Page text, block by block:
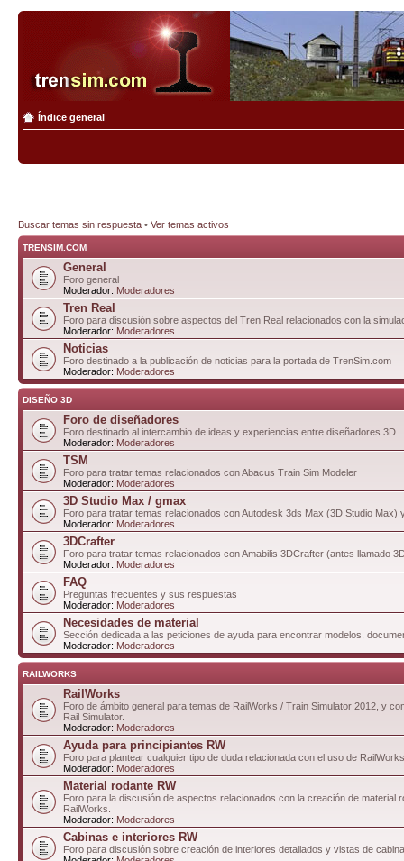
Índice general
Buscar temas sin respuesta • Ver temas activos
TRENSIM.COM
General
Foro general
Moderador: Moderadores
Tren Real
Foro para discusión sobre aspectos del Tren Real relacionados con la
Moderador: Moderadores
Noticias
Foro destinado a la publicación de noticias para la portada de TrenSim.com
Moderador: Moderadores
DISEÑO 3D
Foro de diseñadores
Foro destinado al intercambio de ideas y experiencias entre diseñadores 3D
Moderador: Moderadores
TSM
Foro para tratar temas relacionados con Abacus Train Sim Modeler
Moderador: Moderadores
3D Studio Max / gmax
Foro para tratar temas relacionados con Autodesk 3ds Max (3D Studio Max)
Moderador: Moderadores
3DCrafter
Foro para tratar temas relacionados con Amabilis 3DCrafter (antes llamado
Moderador: Moderadores
FAQ
Preguntas frecuentes y sus respuestas
Moderador: Moderadores
Necesidades de material
Sección dedicada a las peticiones de ayuda para encontrar modelos,
Moderador: Moderadores
RAILWORKS
RailWorks
Foro de ámbito general para temas de RailWorks / Train Simulator 2012, y
Rail Simulator.
Moderador: Moderadores
Ayuda para principiantes RW
Foro para plantear cualquier tipo de duda relacionada con el uso de
Moderador: Moderadores
Material rodante RW
Foro para la discusión de aspectos relacionados con la creación de material
RailWorks.
Moderador: Moderadores
Cabinas e interiores RW
Foro para discusión sobre creación de interiores detallados y vistas de